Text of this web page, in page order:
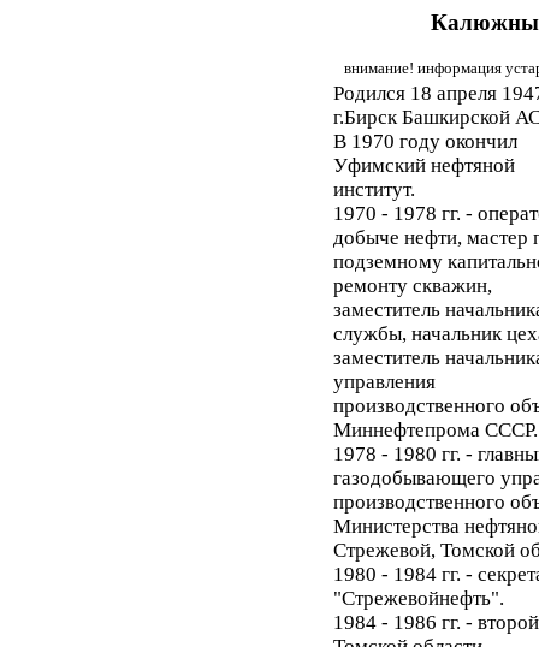
внимание! информация
Родился 18 апреля
г.Бирск Башкирской
В 1970 году окончил
Уфимский нефтяной
институт.
1970 - 1978 гг. -
добыче нефти, мастер
подземному
ремонту скважин,
заместитель
службы, начальник
заместитель
управления
производственного
Миннефтепрома СССР.
1978 - 1980 гг. -
газодобывающего
производственного
Министерства
Стрежевой, Томской
1980 - 1984 гг. -
"Стрежевойнефть".
1984 - 1986 гг. -